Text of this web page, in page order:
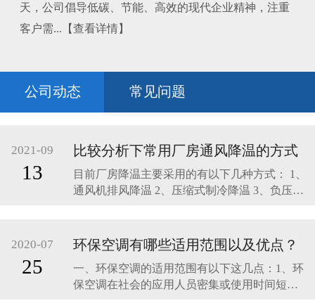
天，公司倡导低碳、节能、高效的现代企业精神，注重
客户需...【查看详情】
公司动态 常见问题
2021-09
13
比较分析下常用厂房通风降温的方式
目前厂房降温主要采用的有以下几种方式： 1、
通风机排风降温 2、压缩式制冷降温 3、负压湿
是用风机运转来降温，其通风降温设备有电
扇，风机，轴流风机，离心风机等，其特点是
价格便宜，安装方便，通风效果明显，降温效
果不佳
2020-07
25
​环保空调有哪些适用范围以及优点？
一、环保空调的适用范围有以下这几点：1、环
保空调在社会的应用人员密集或使用时间短暂